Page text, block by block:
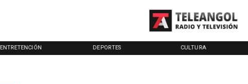
ENTRETENCIÓN DEPORTES CULTURA